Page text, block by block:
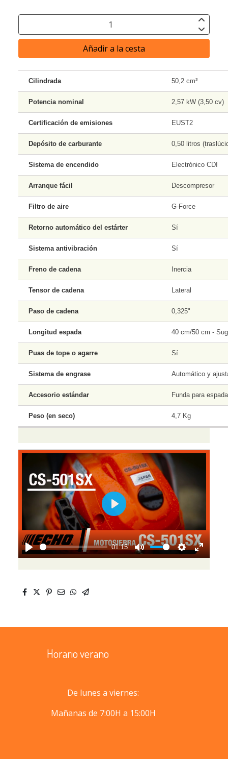
Añadir a la cesta
Cilindrada 50,2 cm³
Potencia nominal 2,57 kW (3,50 cv)
Certificación de emisiones EUST2
Depósito de carburante 0,50 litros
Sistema de encendido Electrónico CDI
Arranque fácil Descompresor
Filtro de aire G-Force
Retorno automático del estárter Sí
Sistema antivibración Sí
Freno de cadena Inercia
Tensor de cadena Lateral
Paso de cadena 0,325"
Longitud espada 40 cm/50 cm -
Puas de tope o agarre Sí
Sistema de engrase Automático y
Accesorio estándar Funda para espada
Peso (en seco) 4,7 Kg
Play
01:15
Mute
SettingsEnter
fullscreen
Play
Horario verano
De lunes a viernes:
Mañanas de 7:00H a 15:00H